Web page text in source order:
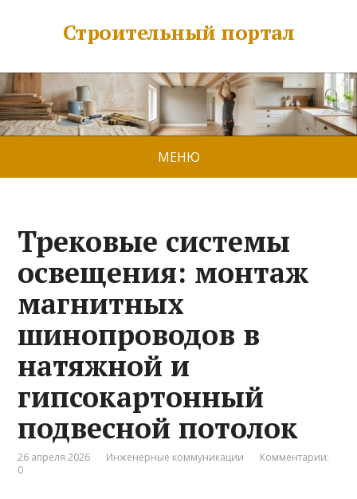
Строительный портал
МЕНЮ
Трековые системы
освещения: монтаж
магнитных
шинопроводов в
натяжной и
гипсокартонный
подвесной потолок
26 апреля 2026 Инженерные коммуникации
Комментарии:
0